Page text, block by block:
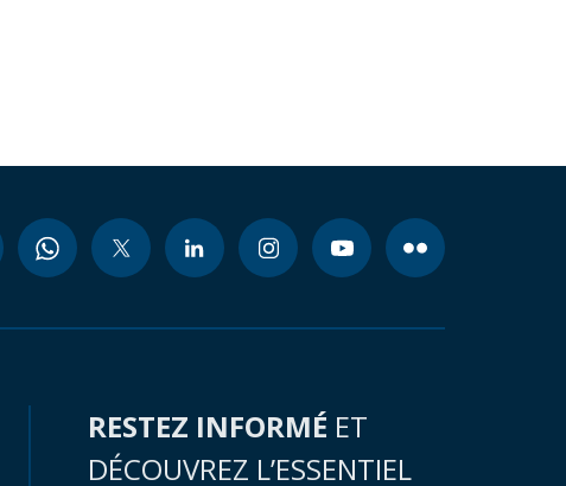
RESTEZ INFORMÉ ET
DÉCOUVREZ L’ESSENTIEL